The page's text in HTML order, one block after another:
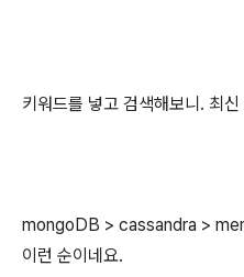
키워드를 넣고 검색해보니. 최
mongoDB > cassandra >
이런 순이네요.